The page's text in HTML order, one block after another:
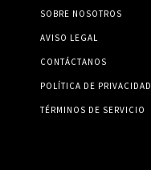
SOBRE NOSOTROS
AVISO LEGAL
CONTÁCTANOS
POLÍTICA DE PRIVACIDAD
TÉRMINOS DE SERVICIO